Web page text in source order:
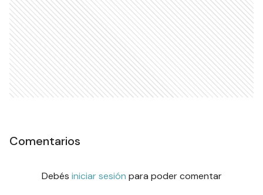
Comentarios
Debés iniciar sesión para poder comentar